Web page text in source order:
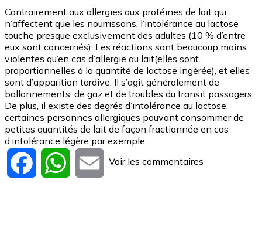
Contrairement aux allergies aux protéines de lait qui
n’affectent que les nourrissons, l’intolérance au lactose
touche presque exclusivement des adultes (10 % d’entre
eux sont concernés). Les réactions sont beaucoup moins
violentes qu’en cas d’allergie au lait(elles sont
proportionnelles à la quantité de lactose ingérée), et elles
sont d’apparition tardive. Il s’agit généralement de
ballonnements, de gaz et de troubles du transit passagers.
De plus, il existe des degrés d’intolérance au lactose,
certaines personnes allergiques pouvant consommer de
petites quantités de lait de façon fractionnée en cas
d’intolérance légère par exemple.
Facebook WhatsApp
Email
Voir les commentaires